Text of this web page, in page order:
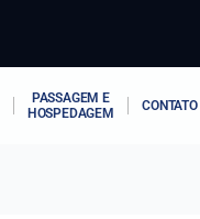
PASSAGEM E
HOSPEDAGEM
CONTATO